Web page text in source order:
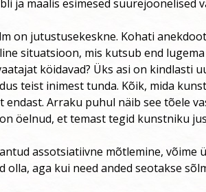
ja maalis esimesed suurejoonelised
on jutustusekeskne. Kohati
situatsioon, mis kutsub end
köidavad? Üks asi on kindlasti
teist inimest tunda. Kõik, mida
endast. Arraku puhul näib see tõele
öelnud, et temast tegid kunstniku
assotsiatiivne mõtlemine, võime
olla, aga kui need anded seotakse